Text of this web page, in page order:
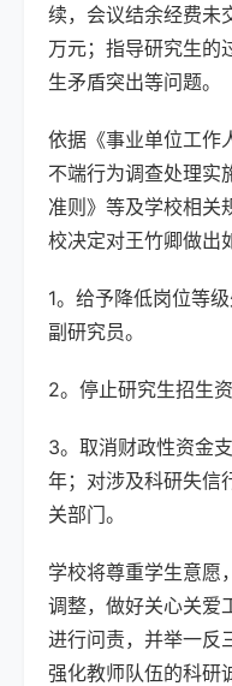
续，会议结余经费未
万元；指导研究生的
生矛盾突出等问题。
依据《事业单位工作
不端行为调查处理实
准则》等及学校相关
校决定对王竹卿做出
1。给予降低岗位等
副研究员。
2。停止研究生招生资
3。取消财政性资金
年；对涉及科研失信
关部门。
学校将尊重学生意愿
调整，做好关心关爱
进行问责，并举一反
强化教师队伍的科研